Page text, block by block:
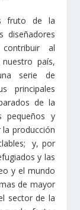
fruto de la
diseñadores
al
país,
serie de
principales
de la
y
producción
y, por
y las
y el mundo
de mayor
sector de la